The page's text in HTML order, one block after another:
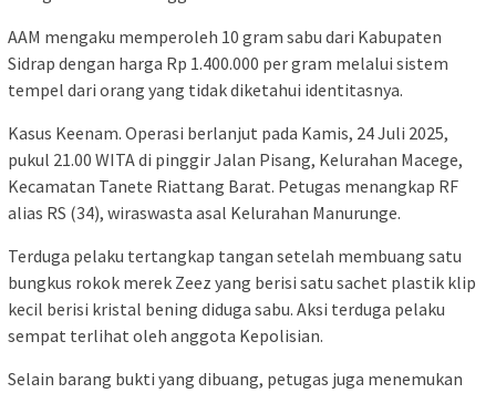
AAM mengaku memperoleh 10 gram sabu dari Kabupaten
Sidrap dengan harga Rp 1.400.000 per gram melalui sistem
tempel dari orang yang tidak diketahui identitasnya.
Kasus Keenam. Operasi berlanjut pada Kamis, 24 Juli 2025,
pukul 21.00 WITA di pinggir Jalan Pisang, Kelurahan Macege,
Kecamatan Tanete Riattang Barat. Petugas menangkap RF
alias RS (34), wiraswasta asal Kelurahan Manurunge.
Terduga pelaku tertangkap tangan setelah membuang satu
bungkus rokok merek Zeez yang berisi satu sachet plastik klip
kecil berisi kristal bening diduga sabu. Aksi terduga pelaku
sempat terlihat oleh anggota Kepolisian.
Selain barang bukti yang dibuang, petugas juga menemukan